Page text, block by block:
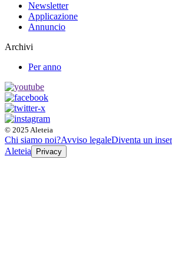
Newsletter
Applicazione
Annuncio
Archivi
Per anno
© 2025 Aleteia
Chi siamo noi?Avviso legaleDiventa un
Aleteia
Privacy